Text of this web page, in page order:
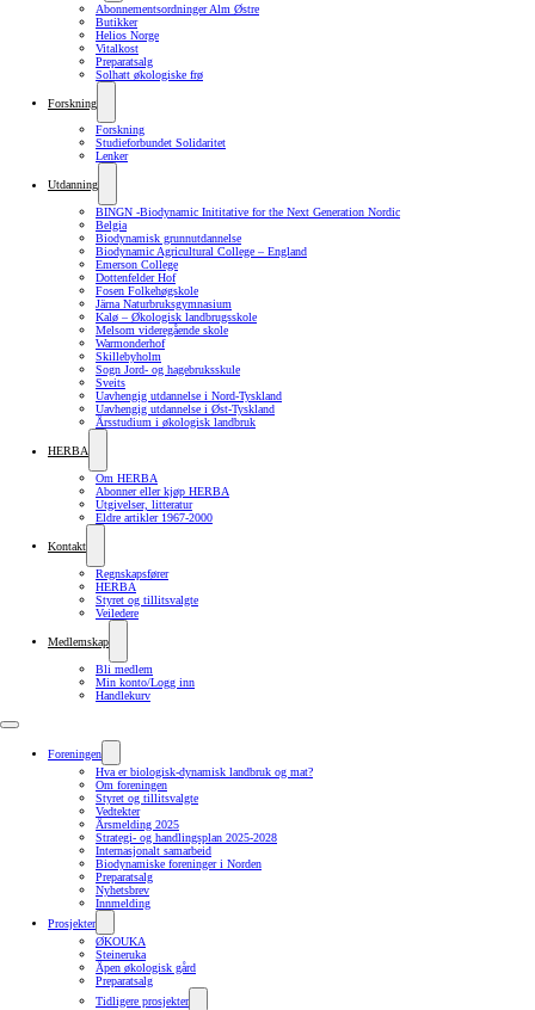
Abonnementsordninger Alm Østre
Butikker
Helios Norge
Vitalkost
Preparatsalg
Solhatt økologiske frø
Forskning
Forskning
Studieforbundet Solidaritet
Lenker
Utdanning
BINGN -Biodynamic Inititative for the Next Generation Nordic
Belgia
Biodynamisk grunnutdannelse
Biodynamic Agricultural College – England
Emerson College
Dottenfelder Hof
Fosen Folkehøgskole
Järna Naturbruksgymnasium
Kalø – Økologisk landbrugsskole
Melsom videregående skole
Warmonderhof
Skillebyholm
Sogn Jord- og hagebruksskule
Sveits
Uavhengig utdannelse i Nord-Tyskland
Uavhengig utdannelse i Øst-Tyskland
Årsstudium i økologisk landbruk
HERBA
Om HERBA
Abonner eller kjøp HERBA
Utgivelser, litteratur
Eldre artikler 1967-2000
Kontakt
Regnskapsfører
HERBA
Styret og tillitsvalgte
Veiledere
Medlemskap
Bli medlem
Min konto/Logg inn
Handlekurv
Foreningen
Hva er biologisk-dynamisk landbruk og mat?
Om foreningen
Styret og tillitsvalgte
Vedtekter
Årsmelding 2025
Strategi- og handlingsplan 2025-2028
Internasjonalt samarbeid
Biodynamiske foreninger i Norden
Preparatsalg
Nyhetsbrev
Innmelding
Prosjekter
ØKOUKA
Steineruka
Åpen økologisk gård
Preparatsalg
Tidligere prosjekter